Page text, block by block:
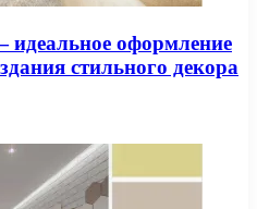
идеальное оформление
стильного декора